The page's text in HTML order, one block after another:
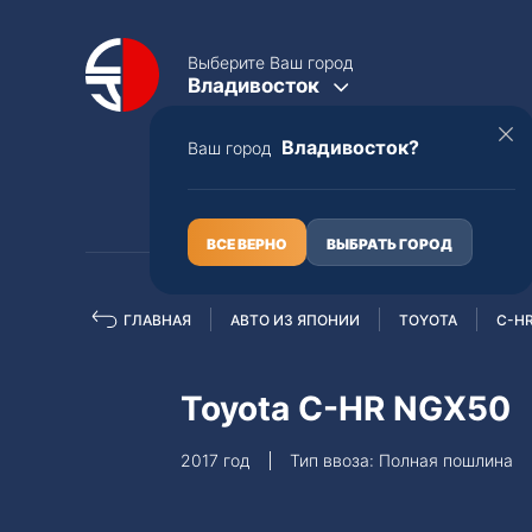
Выберите Ваш город
Владивосток
Ваш город Владивосток?
ВСЕ ВЕРНО ВЫБРАТЬ ГОРОД
Полная пошлина
ГЛАВНАЯ АВТО ИЗ ЯПОНИИ TOYOTA C-
Toyota C-HR NGX50
2017 год Тип ввоза: Полная пошлина